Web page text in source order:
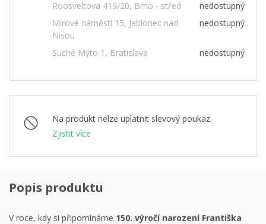
Roosveltova 419/20, Brno - střed
nedostupný
Mírové náměstí 15, Jablonec nad
Nisou
nedostupný
Suché Mýto 1, Bratislava nedostupný
Na produkt nelze uplatnit slevový poukaz.
Zjistit více
Popis produktu
V roce, kdy si připomínáme 150. výročí narození Františka